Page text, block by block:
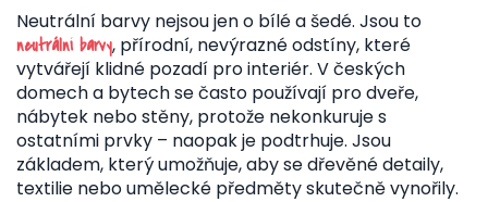
Neutrální barvy nejsou jen o bílé a šedé. Jsou to
neutrální barvy, přírodní, nevýrazné odstíny, které
vytvářejí klidné pozadí pro interiér. V českých
domech a bytech se často používají pro dveře,
nábytek nebo stěny, protože nekonkuruje s
ostatními prvky – naopak je podtrhuje. Jsou
základem, který umožňuje, aby se dřevěné detaily,
textilie nebo umělecké předměty skutečně vynořily.